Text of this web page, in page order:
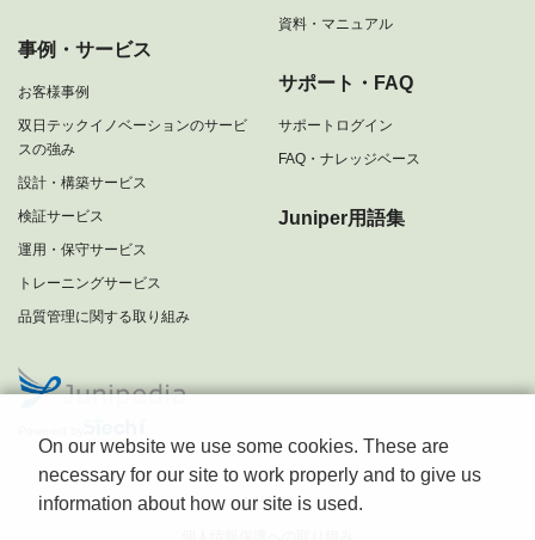
事例・サービス
お客様事例
双日テックイノベーションのサービ
スの強み
設計・構築サービス
検証サービス
運用・保守サービス
トレーニングサービス
品質管理に関する取り組み
資料・マニュアル
サポート・FAQ
サポートログイン
FAQ・ナレッジベース
Juniper用語集
会社概要
On our website we use some cookies. These are
necessary for our site to work properly and to give us
information about how our site is used.